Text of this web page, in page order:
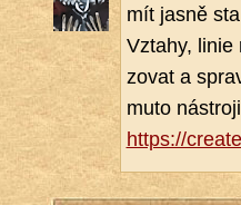
mít jasně
Vzta­hy,
zo­vat a
mu­to
https://​